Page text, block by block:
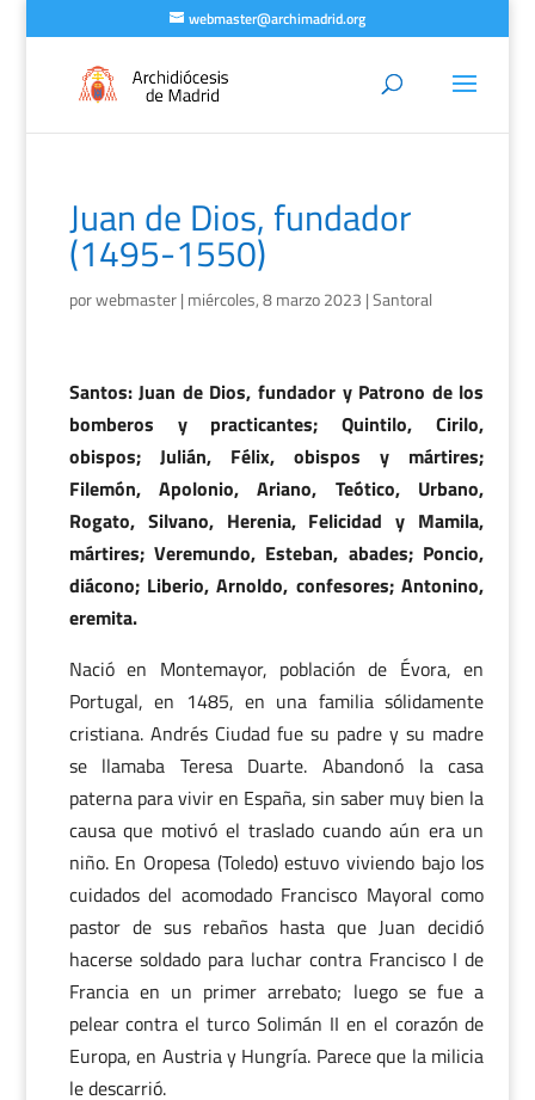
webmaster@archimadrid.org
Juan de Dios, fundador
(1495-1550)
porwebmaster| miércoles, 8 marzo 2023 |Santoral
Santos: Juan de Dios, fundador y Patrono de los
bomberos y practicantes; Quintilo, Cirilo,
obispos; Julián, Félix, obispos y mártires;
Filemón, Apolonio, Ariano, Teótico, Urbano,
Rogato, Silvano, Herenia, Felicidad y Mamila,
mártires; Veremundo, Esteban, abades; Poncio,
diácono; Liberio, Arnoldo, confesores; Antonino,
eremita.
Nació en Montemayor, población de Évora, en
Portugal, en 1485, en una familia sólidamente
cristiana. Andrés Ciudad fue su padre y su madre
se llamaba Teresa Duarte. Abandonó la casa
paterna para vivir en España, sin saber muy bien la
causa que motivó el traslado cuando aún era un
niño. En Oropesa (Toledo) estuvo viviendo bajo los
cuidados del acomodado Francisco Mayoral como
pastor de sus rebaños hasta que Juan decidió
hacerse soldado para luchar contra Francisco I de
Francia en un primer arrebato; luego se fue a
pelear contra el turco Solimán II en el corazón de
Europa, en Austria y Hungría. Parece que la milicia
le descarrió.